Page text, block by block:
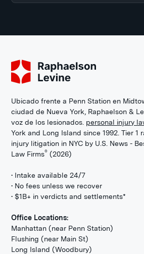
Ubicado frente a Penn Station en
ciudad de Nueva York, Raphaelson &
voz de los lesionados. personal injury
York and Long Island since 1992. Tier 1
injury litigation in NYC by U.S. News -
Law Firms® (2026)
• Intake available 24/7
• No fees unless we recover
• $1B+ in verdicts and settlements*
Office Locations:
Manhattan (near Penn Station)
Flushing (near Main St)
Long Island (Woodbury)